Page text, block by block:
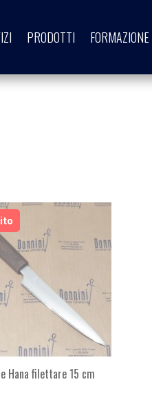
PRODOTTI FORMAZIONE
Hana filettare 15 cm